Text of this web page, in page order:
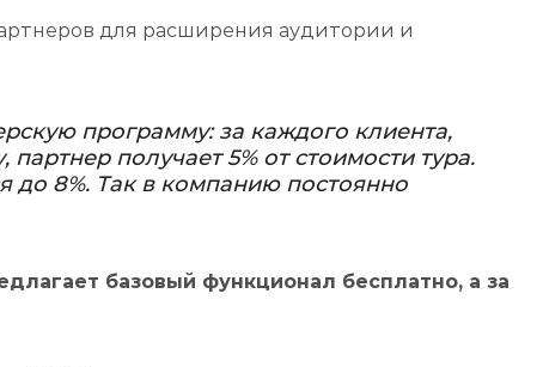
для расширения аудитории и
программу: за каждого клиента,
получает 5% от стоимости тура.
до 8%. Так в компанию постоянно
базовый функционал бесплатно, а за